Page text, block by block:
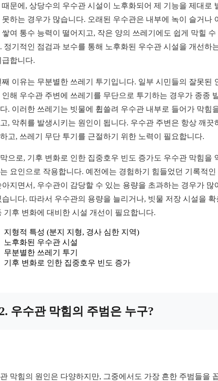
때문에, 상당수의 우수관 시설이 노후화되어 제 기능을 제대로
못하는 경우가 많습니다. 오래된 우수관은 내부에 녹이 슬거나
쌓여 통수 능력이 떨어지고, 작은 양의 쓰레기에도 쉽게 막힐 수
정기적인 점검과 보수를 통해 노후화된 우수관 시설을 개선하
급합니다.
째 이유는 무분별한 쓰레기 투기입니다. 일부 시민들의 잘못된
인해 우수관 주변에 쓰레기를 무단으로 투기하는 경우가 종종
. 이러한 쓰레기는 빗물에 휩쓸려 우수관 내부로 들어가 막힘
, 악취를 발생시키는 원인이 됩니다. 우수관 주변은 항상 깨끗
고, 쓰레기 무단 투기를 근절하기 위한 노력이 필요합니다.
으로, 기후 변화로 인한 집중호우 빈도 증가도 우수관 막힘을
요인으로 작용합니다. 예전에는 경험하기 힘들었던 기록적인
아지면서, 우수관이 감당할 수 있는 용량을 초과하는 경우가 많
습니다. 따라서 우수관의 용량을 늘리거나, 빗물 저장 시설을 확
기후 변화에 대비한 시설 개선이 필요합니다.
지형적 특성 (분지 지형, 경사 심한 지역)
노후화된 우수관 시설
무분별한 쓰레기 투기
기후 변화로 인한 집중호우 빈도 증가
우수관 막힘의 주범은 누구?
막힘의 원인은 다양하지만, 그중에서도 가장 흔한 주범들을